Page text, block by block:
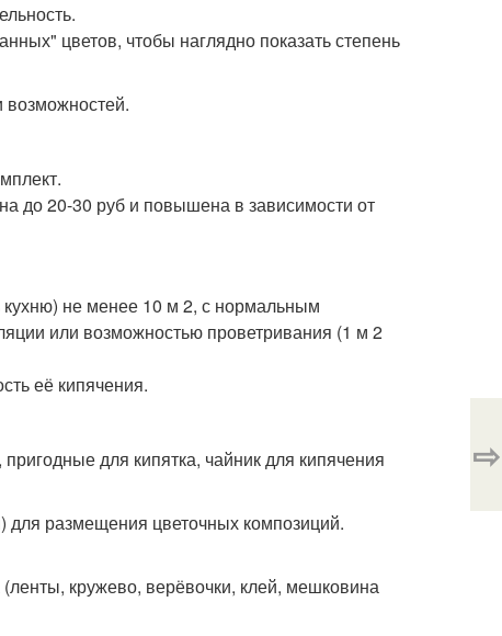
цветов, чтобы наглядно показать степень
возможностей.
до 20-30 руб и повышена в зависимости от
не менее 10 м 2, с нормальным
или возможностью проветривания (1 м 2
её кипячения.
для кипятка, чайник для кипячения
для размещения цветочных композиций.
кружево, верёвочки, клей, мешковина
⇨